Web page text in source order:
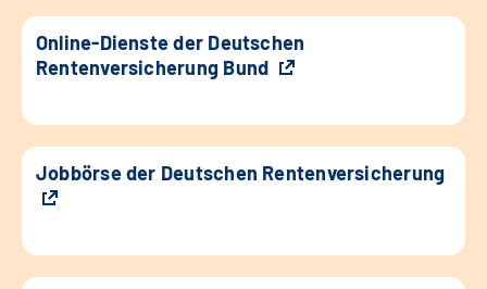
Online-Dienste der Deutschen
Rentenversicherung Bund
Jobbörse der Deutschen Rentenversicherung